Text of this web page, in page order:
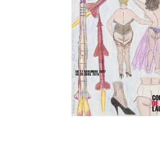
publications
ressources
à propos